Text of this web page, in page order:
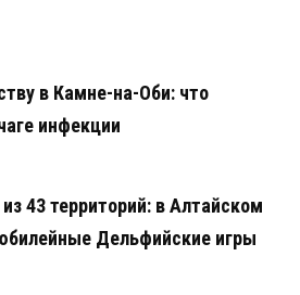
в Камне-на-Оби: что
инфекции
43 территорий: в Алтайском
Дельфийские игры